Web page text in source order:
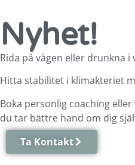
Nyhet!
Rida på vågen eller drunkna i
Hitta stabilitet i klimakteriet
Boka personlig coaching
du tar bättre hand om dig
Ta Kontakt